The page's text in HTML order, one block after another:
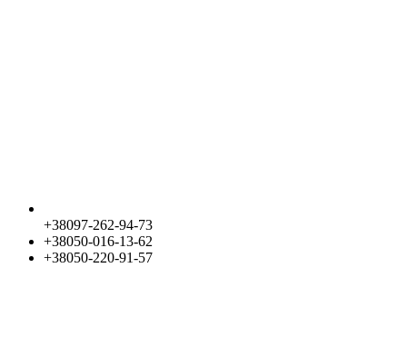
+38097-262-94-73
+38050-016-13-62
+38050-220-91-57